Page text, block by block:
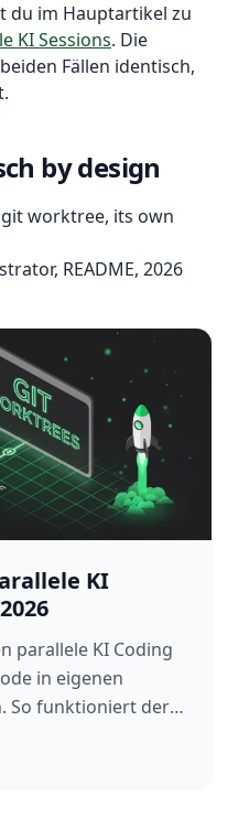
du im Hauptartikel zu
KI Sessions. Die
Fällen identisch,
by design
worktree, its own
README, 2026
KI
parallele KI Coding
in eigenen
So funktioniert der